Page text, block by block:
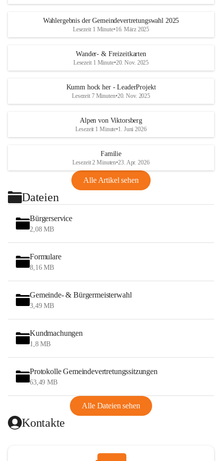
Wahlergebnis der Gemeindevertretungswahl 2025
Lesezeit 1 Minute•16. März 2025
Wander- & Freizeitkarten
Lesezeit 1 Minute•20. Nov. 2025
Kumm hock her - LeaderProjekt
Lesezeit 7 Minuten•20. Nov. 2025
Alpen von Viktorsberg
Lesezeit 1 Minute•1. Juni 2026
Familie
Lesezeit 2 Minuten•23. Apr. 2026
Alle Artikel sehen
Dateien
Bürgerservice
2,08 MB
Formulare
8,16 MB
Gemeinde- & Bürgermeisterwahl
3,49 MB
Kundmachungen
1,8 MB
Protokolle Gemeindevertretungssitzungen
63,49 MB
Alle Dateien sehen
Kontakte